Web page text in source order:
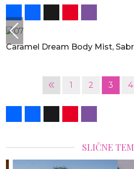
Caramel Dream Body Mist,
« 1 2 3 4
SLIČNE